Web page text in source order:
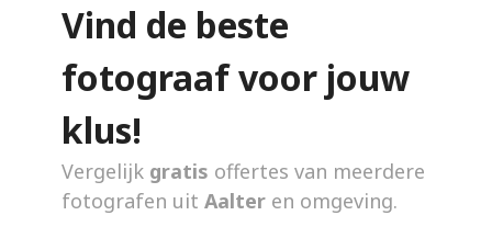
Vind de beste
fotograaf voor jouw
klus!
Vergelijk gratis offertes van meerdere
fotografen uit Aalter en omgeving.